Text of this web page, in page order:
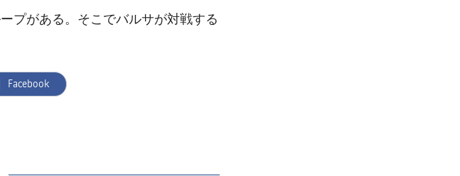
プがある。そこでバルサが対戦する
label.aria.facebook
Facebook